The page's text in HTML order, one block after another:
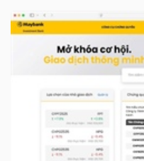
TƯ
TRUY
XUẤT